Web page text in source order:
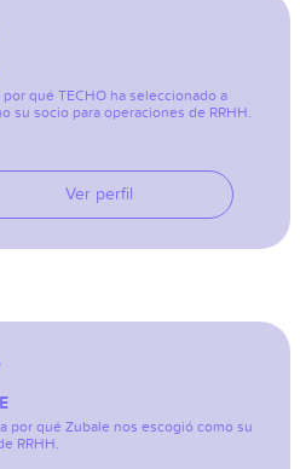
por qué TECHO ha seleccionado a
su socio para operaciones de RRHH.
Ver perfil
por qué Zubale nos escogió como su
RRHH.